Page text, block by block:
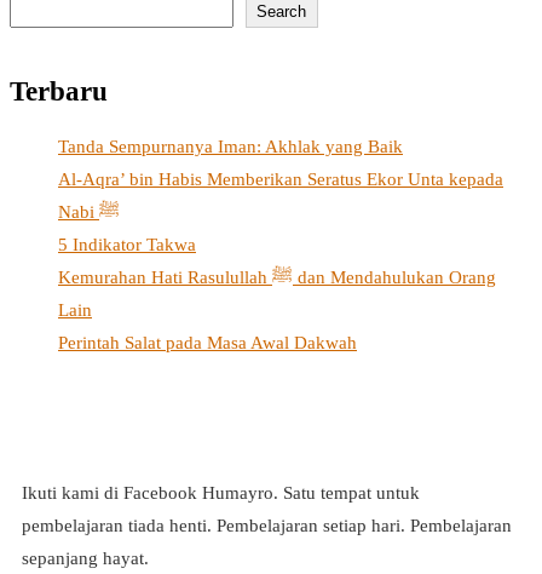
Search
Terbaru
Tanda Sempurnanya Iman: Akhlak yang Baik
Al-Aqra’ bin Habis Memberikan Seratus Ekor Unta kepada
Nabi ﷺ
5 Indikator Takwa
Kemurahan Hati Rasulullah ﷺ dan Mendahulukan Orang
Lain
Perintah Salat pada Masa Awal Dakwah
Ikuti kami di Facebook Humayro. Satu tempat untuk
pembelajaran tiada henti. Pembelajaran setiap hari. Pembelajaran
sepanjang hayat.